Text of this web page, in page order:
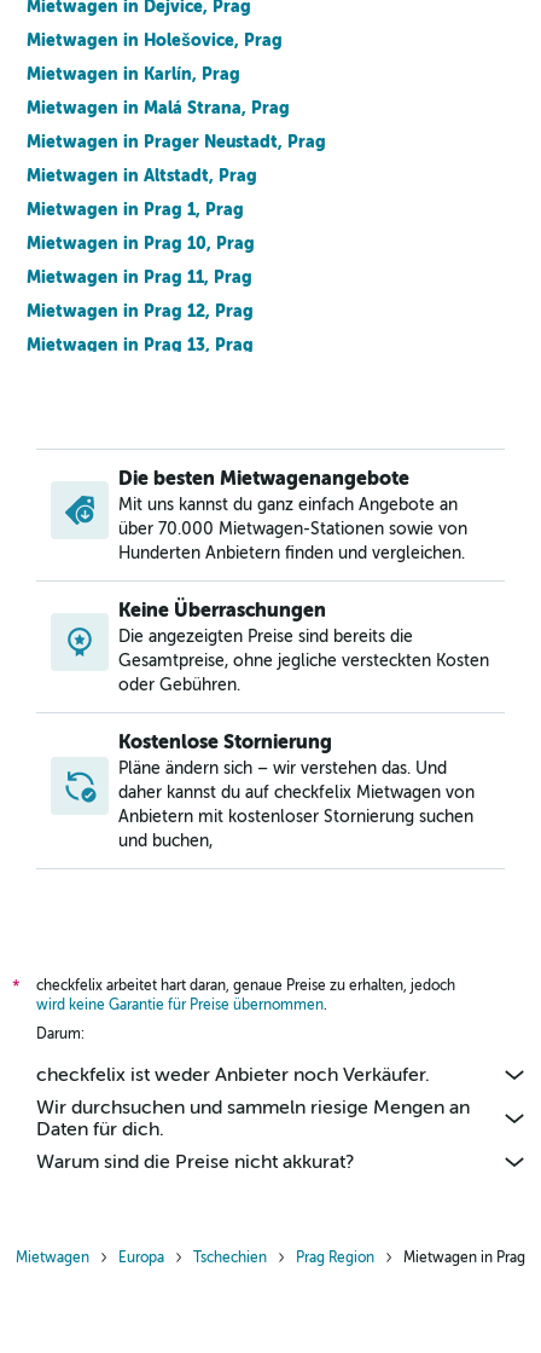
Mietwagen in Dejvice, Prag
Mietwagen in Holešovice, Prag
Mietwagen in Karlín, Prag
Mietwagen in Malá Strana, Prag
Mietwagen in Prager Neustadt, Prag
Mietwagen in Altstadt, Prag
Mietwagen in Prag 1, Prag
Mietwagen in Prag 10, Prag
Mietwagen in Prag 11, Prag
Mietwagen in Prag 12, Prag
Mietwagen in Prag 13, Prag
Mietwagen in Prag 16, Prag
Mietwagen in Prag 17, Prag
Mietwagen in Prag 18, Prag
Mietwagen in Prague 19, Prag
Mietwagen in Prag 2, Prag
Mietwagen in Prag 20, Prag
Mietwagen in Prag 21, Prag
Mietwagen in Prag 22, Prag
Mietwagen in Prag 3, Prag
Mietwagen in Prag 4, Prag
Mietwagen in Prag 5, Prag
Mietwagen in Prag 6, Prag
Mietwagen in Prag 7, Prag
Mietwagen in Vinohrady, Prag
Die besten Mietwagenangebote
Mit uns kannst du ganz einfach Angebote an
über 70.000 Mietwagen-Stationen sowie von
Hunderten Anbietern finden und vergleichen.
Keine Überraschungen
Die angezeigten Preise sind bereits die
Gesamtpreise, ohne jegliche versteckten Kosten
oder Gebühren.
Kostenlose Stornierung
Pläne ändern sich – wir verstehen das. Und
daher kannst du auf checkfelix Mietwagen von
Anbietern mit kostenloser Stornierung suchen
und buchen,
*
checkfelix arbeitet hart daran, genaue Preise zu erhalten, jedoch
wird keine Garantie für Preise übernommen.
Darum:
checkfelix ist weder Anbieter noch Verkäufer.
Wir durchsuchen und sammeln riesige Mengen an
Daten für dich.
Warum sind die Preise nicht akkurat?
Mietwagen Europa Tschechien Prag Region Mietwagen in Prag